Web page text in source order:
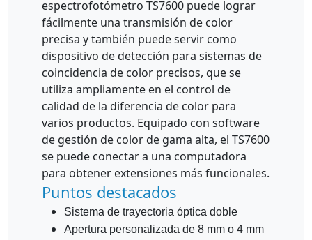
espectrofotómetro TS7600 puede lograr
fácilmente una transmisión de color
precisa y también puede servir como
dispositivo de detección para sistemas de
coincidencia de color precisos, que se
utiliza ampliamente en el control de
calidad de la diferencia de color para
varios productos. Equipado con software
de gestión de color de gama alta, el TS7600
se puede conectar a una computadora
para obtener extensiones más funcionales.
Puntos destacados
Sistema de trayectoria óptica doble
Apertura personalizada de 8 mm o 4 mm